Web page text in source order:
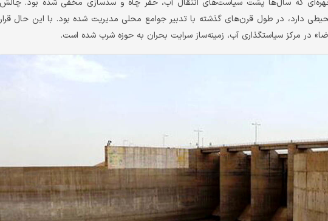
که سال‌ها پشت سیاست‌های انتقال آب، حفر چاه و سدسازی مخفی شده بود. چالش
دارد، در طول قرن‌های گذشته با تدبیر جوامع محلی مدیریت شده بود. با این حال قرار
در مرکز سیاستگذاری آب، زمینه‌ساز سرایت بحران به حوزه شرب شده است.